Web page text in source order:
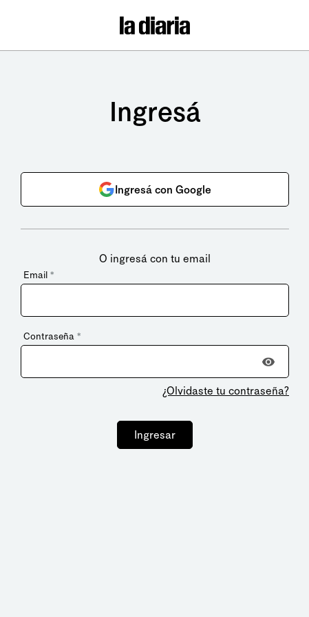
Ingresá
Ingresá con Google
O ingresá con tu email
Email *
Contraseña *
¿Olvidaste tu contraseña?
Ingresar